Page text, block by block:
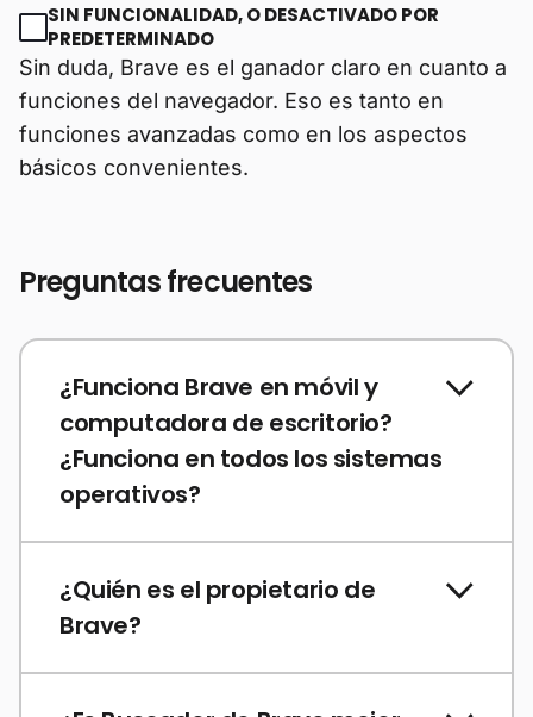
SIN FUNCIONALIDAD, O DESACTIVADO POR
PREDETERMINADO
Sin duda, Brave es el ganador claro en cuanto a
funciones del navegador. Eso es tanto en
funciones avanzadas como en los aspectos
básicos convenientes.
Preguntas frecuentes
¿Funciona Brave en móvil y
computadora de escritorio?
¿Funciona en todos los sistemas
operativos?
¿Quién es el propietario de
Brave?